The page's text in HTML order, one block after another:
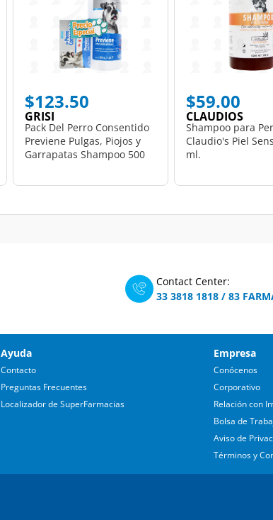
$123.50
GRISI
Pack Del Perro Consentido
Previene Pulgas, Piojos y
Garrapatas Shampoo 500
$59.00
CLAUDIOS
Shampoo para
Claudio's Piel
ml.
Contact Center:
33 3818 1818 / 83
Ayuda
Contacto
Preguntas Frecuentes
Localizador de SuperFarmacias
Empresa
Conócenos
Corporativo
Relación con
Bolsa de
Aviso de
Términos y